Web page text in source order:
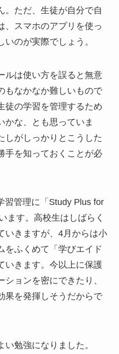
。ただ、生徒が自分で自
、スマホのアプリを使っ
のが実際でしょう。
ルは使い方を誤ると無意
もなかなか難しいもので
徒の学習を管理するため
かな、とも思っていま
しがしっかりとこうした
手を知っておくことが必
習管理に「Study Plus for
ます。高校生はしばらく
いきますが、4月からは小
をふくめて「学びエイド
いきます。今以上に保護
ョンを密にできたり、
果を発揮しそうだからで
勉強になりました。